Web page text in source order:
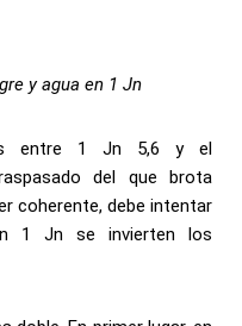
y agua en 1 Jn
entre 1 Jn 5,6 y el
del que brota
coherente, debe intentar
1 Jn se invierten los